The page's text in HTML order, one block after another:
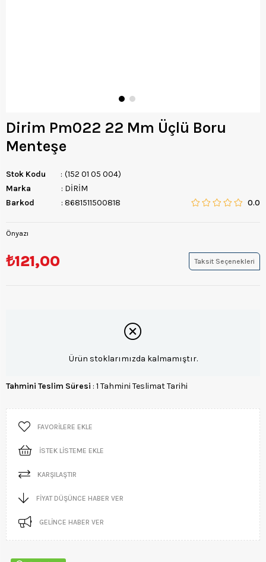
Dirim Pm022 22 Mm Üçlü Boru
Menteşe
Stok Kodu
(152 01 05 004)
Marka
: DİRİM
Barkod
: 8681511500818 0.0
Önyazı
₺121,00 Taksit Seçenekleri
Ürün stoklarımızda kalmamıştır.
Tahmini Teslim Süresi : 1 Tahmini Teslimat Tarihi
FAVORILERE EKLE
İSTEK LISTEME EKLE
KARŞILAŞTIR
FIYAT DÜŞÜNCE HABER VER
GELINCE HABER VER